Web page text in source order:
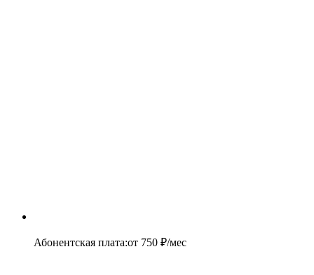
Абонентская плата:от 750 ₽/мес